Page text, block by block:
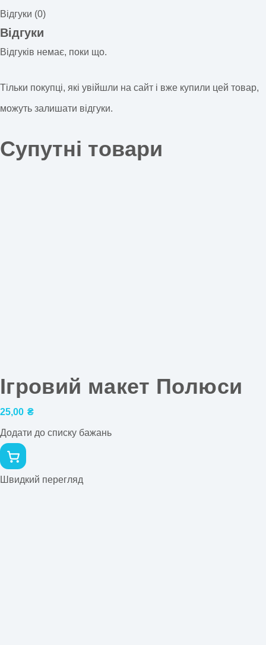
Відгуки (0)
Відгуки
Відгуків немає, поки що.
Тільки покупці, які увійшли на сайт і вже купили цей товар,
можуть залишати відгуки.
Супутні товари
Ігровий макет Полюси
25,00 ₴
Додати до списку бажань
Швидкий перегляд